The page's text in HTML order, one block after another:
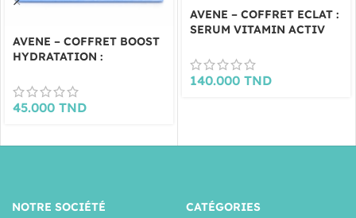
AVENE – COFFRET BOOST
HYDRATATION :
+ GEL NETTOYANT
XERACALM ET SERUM
HYDRANCE BOOST 10ML
45.000 TND
AVENE – COFFRET ECLAT :
SERUM VITAMIN ACTIV
DOUCEUR 50ML OFFERTE
140.000 TND
NOTRE SOCIÉTÉ
CATÉGORIES